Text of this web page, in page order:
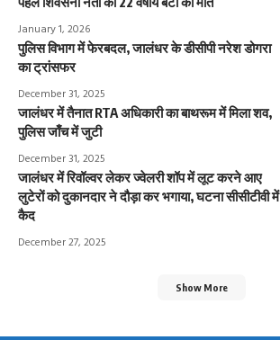
January 1, 2026
पुलिस विभाग में फेरबदल, जालंधर के डीसीपी नरेश डोगरा
का ट्रांसफर
December 31, 2025
जालंधर में तैनात RTA अधिकारी का बाथरूम में मिला शव,
पुलिस जाँच में जुटी
December 31, 2025
जालंधर में रिवॉल्वर लेकर ज्वेलरी शॉप में लूट करने आए
लुटेरों को दुकानदार ने दौड़ा कर भगाया, घटना सीसीटीवी में
कैद
December 27, 2025
Show More